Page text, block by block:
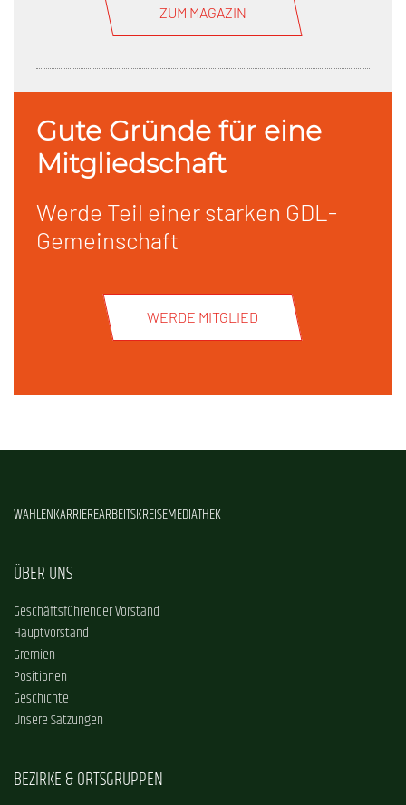
ZUM MAGAZIN
Gute Gründe für eine
Mitgliedschaft
Werde Teil einer starken GDL-
Gemeinschaft
WERDE MITGLIED
WAHLENKARRIEREARBEITSKREISEMEDIATHEK
ÜBER UNS
Geschäftsführender Vorstand
Hauptvorstand
Gremien
Positionen
Geschichte
Unsere Satzungen
BEZIRKE & ORTSGRUPPEN